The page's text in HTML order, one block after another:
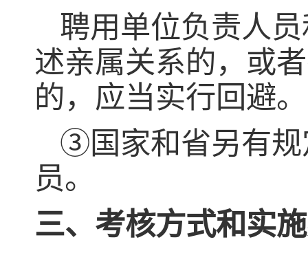
聘用单位负责人
述亲属关系的，或
的，应当实行回避。
③国家和省另有规
员。
三、考核方式和实